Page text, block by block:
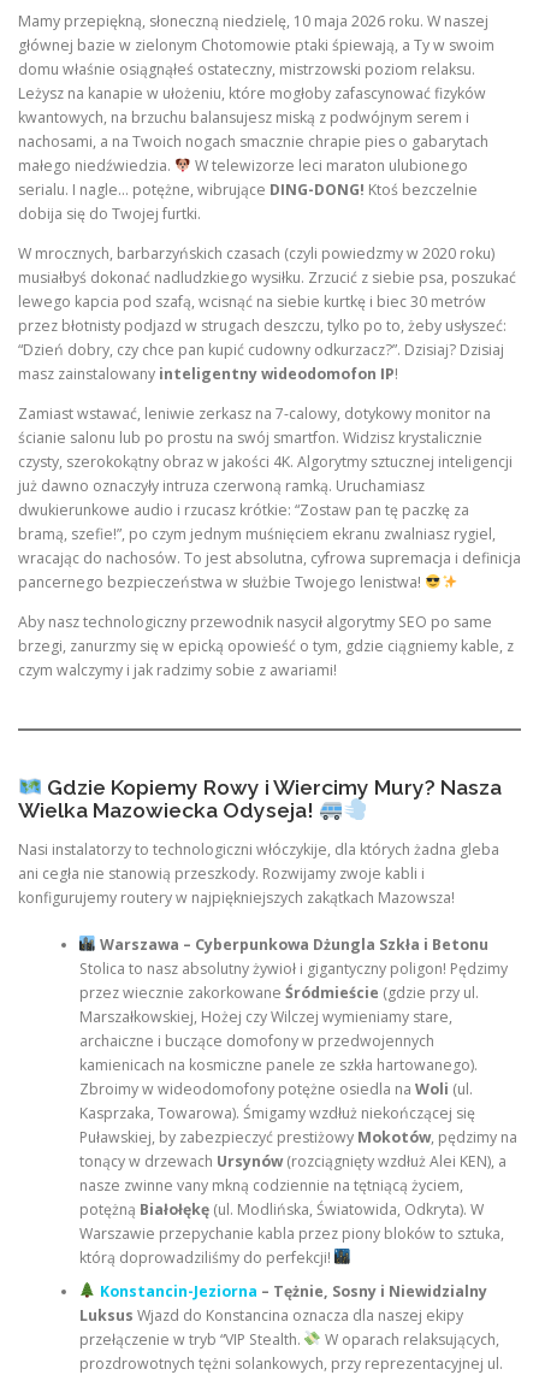
Mamy przepiękną, słoneczną niedzielę, 10 maja 2026 roku. W naszej
głównej bazie w zielonym Chotomowie ptaki śpiewają, a Ty w swoim
domu właśnie osiągnąłeś ostateczny, mistrzowski poziom relaksu.
Leżysz na kanapie w ułożeniu, które mogłoby zafascynować fizyków
kwantowych, na brzuchu balansujesz miską z podwójnym serem i
nachosami, a na Twoich nogach smacznie chrapie pies o gabarytach
małego niedźwiedzia.
W telewizorze leci maraton ulubionego
serialu. I nagle… potężne, wibrujące DING-DONG! Ktoś bezczelnie
dobija się do Twojej furtki.
W mrocznych, barbarzyńskich czasach (czyli powiedzmy w 2020 roku)
musiałbyś dokonać nadludzkiego wysiłku. Zrzucić z siebie psa, poszukać
lewego kapcia pod szafą, wcisnąć na siebie kurtkę i biec 30 metrów
przez błotnisty podjazd w strugach deszczu, tylko po to, żeby usłyszeć:
“Dzień dobry, czy chce pan kupić cudowny odkurzacz?”. Dzisiaj? Dzisiaj
masz zainstalowany inteligentny wideodomofon IP!
Zamiast wstawać, leniwie zerkasz na 7-calowy, dotykowy monitor na
ścianie salonu lub po prostu na swój smartfon. Widzisz krystalicznie
czysty, szerokokątny obraz w jakości 4K. Algorytmy sztucznej inteligencji
już dawno oznaczyły intruza czerwoną ramką. Uruchamiasz
dwukierunkowe audio i rzucasz krótkie: “Zostaw pan tę paczkę za
bramą, szefie!”, po czym jednym muśnięciem ekranu zwalniasz rygiel,
wracając do nachosów. To jest absolutna, cyfrowa supremacja i definicja
pancernego bezpieczeństwa w służbie Twojego lenistwa!
Aby nasz technologiczny przewodnik nasycił algorytmy SEO po same
brzegi, zanurzmy się w epicką opowieść o tym, gdzie ciągniemy kable, z
czym walczymy i jak radzimy sobie z awariami!
Gdzie Kopiemy Rowy i Wiercimy Mury? Nasza
Wielka Mazowiecka Odyseja!
Nasi instalatorzy to technologiczni włóczykije, dla których żadna gleba
ani cegła nie stanowią przeszkody. Rozwijamy zwoje kabli i
konfigurujemy routery w najpiękniejszych zakątkach Mazowsza!
Warszawa – Cyberpunkowa Dżungla Szkła i Betonu
Stolica to nasz absolutny żywioł i gigantyczny poligon! Pędzimy
przez wiecznie zakorkowane Śródmieście (gdzie przy ul.
Marszałkowskiej, Hożej czy Wilczej wymieniamy stare,
archaiczne i buczące domofony w przedwojennych
kamienicach na kosmiczne panele ze szkła hartowanego).
Zbroimy w wideodomofony potężne osiedla na Woli (ul.
Kasprzaka, Towarowa). Śmigamy wzdłuż niekończącej się
Puławskiej, by zabezpieczyć prestiżowy Mokotów, pędzimy na
tonący w drzewach Ursynów(rozciągnięty wzdłuż Alei KEN), a
nasze zwinne vany mkną codziennie na tętniącą życiem,
potężną Białołękę(ul. Modlińska, Światowida, Odkryta). W
Warszawie przepychanie kabla przez piony bloków to sztuka,
którą doprowadziliśmy do perfekcji!
Konstancin-Jeziorna – Tężnie, Sosny i Niewidzialny
Luksus Wjazd do Konstancina oznacza dla naszej ekipy
przełączenie w tryb “VIP Stealth.
W oparach relaksujących,
prozdrowotnych tężni solankowych, przy reprezentacyjnej ul.